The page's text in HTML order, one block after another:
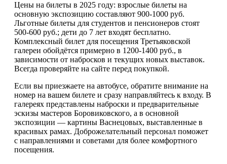
Цены на билеты в 2025 году: взрослые билеты на
основную экспозицию составляют 900-1000 руб.
Льготные билеты для студентов и пенсионеров стоят
500-600 руб.; дети до 7 лет входят бесплатно.
Комплексный билет для посещения Третьяковской
галереи обойдётся примерно в 1200-1400 руб., в
зависимости от набросков и текущих новых выставок.
Всегда проверяйте на сайте перед покупкой.
Если вы приезжаете на автобусе, обратите внимание на
номер на вашем билете и сразу направляйтесь к входу. В
галереях представлены наброски и предварительные
эскизы мастеров Боровиковского, а в основной
экспозиции — картины Васнецовых, выставленные в
красивых рамах. Доброжелательный персонал поможет
с направлениями и советами для более комфортного
посещения.